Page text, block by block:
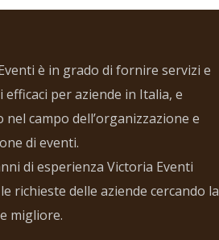
è in grado di fornire servizi e
efficaci per aziende in Italia, e
nel campo dell’organizzazione e
di eventi.
di esperienza Victoria Eventi
richieste delle aziende cercando la
migliore.